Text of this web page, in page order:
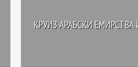
КРУИЗ АРАБСКИ